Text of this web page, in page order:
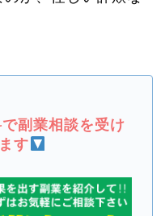
副業相談を受け
す